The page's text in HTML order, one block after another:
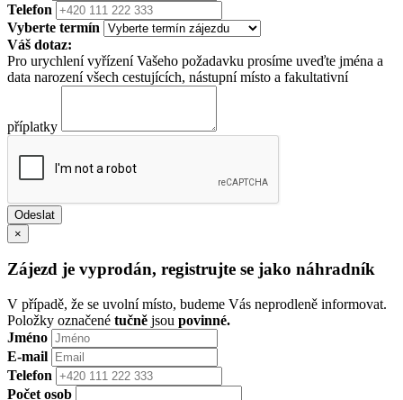
Telefon
Vyberte termín
Váš dotaz:
Pro urychlení vyřízení Vašeho požadavku prosíme uveďte jména a
data narození všech cestujících, nástupní místo a fakultativní
příplatky
×
Zájezd je vyprodán, registrujte se jako náhradník
V případě, že se uvolní místo, budeme Vás neprodleně informovat.
Položky označené tučně jsou povinné.
Jméno
E-mail
Telefon
Počet osob